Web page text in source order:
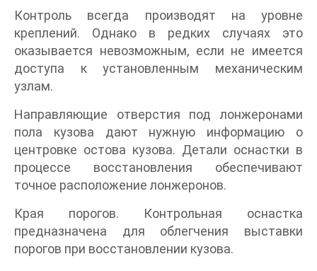
Контроль всегда производят на уровне
креплений. Однако в редких случаях это
оказывается невозможным, если не имеется
доступа к установленным механическим
узлам.
Направляющие отверстия под лонжеронами
пола кузова дают нужную информацию о
центровке остова кузова. Детали оснастки в
процессе восстановления обеспечивают
точное расположение лонжеронов.
Края порогов. Контрольная оснастка
предназначена для облегчения выставки
порогов при восстановлении кузова.